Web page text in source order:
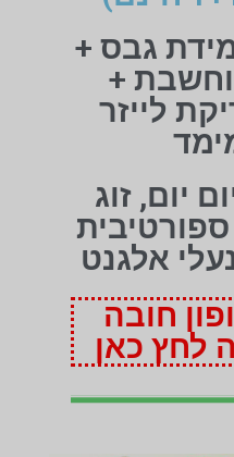
גבס +
+
לייזר
יום, זוג
אלגנט
חובה
לחץ כאן